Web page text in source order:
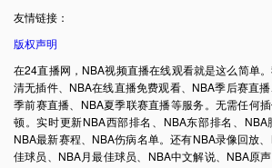
友情链接：
版权声明
在24直播网，NBA视频直播在线观看就是这么简单
清无插件、NBA在线直播免费观看、NBA季后赛直
季前赛直播、NBA夏季联赛直播等服务。无需任何
顿。实时更新NBA西部排名、NBA东部排名、NBA
NBA最新赛程、NBA伤病名单。还有NBA录像回放
佳球员、NBA月最佳球员、NBA中文解说、NBA原